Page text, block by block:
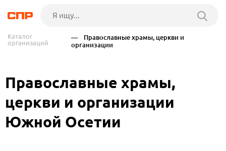
Каталог
организаций
— Православные храмы, церкви и
организации
Православные храмы,
церкви и организации
Южной Осетии